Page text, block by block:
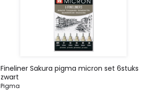
Fineliner Sakura pigma micron set 6stuks
zwart
Pigma